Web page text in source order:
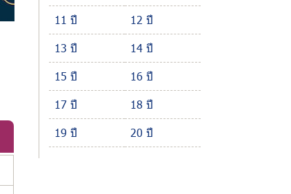
11 ปี
12 ปี
13 ปี
14 ปี
15 ปี
16 ปี
17 ปี
18 ปี
19 ปี
20 ปี